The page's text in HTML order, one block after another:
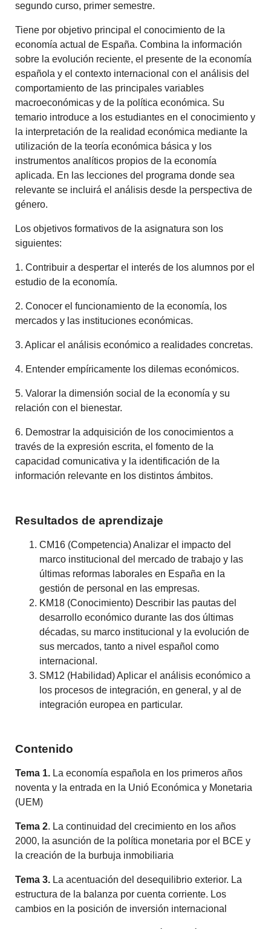
segundo curso, primer semestre.
Tiene por objetivo principal el conocimiento de la
economía actual de España. Combina la información
sobre la evolución reciente, el presente de la economía
española y el contexto internacional con el análisis del
comportamiento de las principales variables
macroeconómicas y de la política económica. Su
temario introduce a los estudiantes en el conocimiento y
la interpretación de la realidad económica mediante la
utilización de la teoría económica básica y los
instrumentos analíticos propios de la economía
aplicada. En las lecciones del programa donde sea
relevante se incluirá el análisis desde la perspectiva de
género.
Los objetivos formativos de la asignatura son los
siguientes:
1. Contribuir a despertar el interés de los alumnos por el
estudio de la economía.
2. Conocer el funcionamiento de la economía, los
mercados y las instituciones económicas.
3. Aplicar el análisis económico a realidades concretas.
4. Entender empíricamente los dilemas económicos.
5. Valorar la dimensión social de la economía y su
relación con el bienestar.
6. Demostrar la adquisición de los conocimientos a
través de la expresión escrita, el fomento de la
capacidad comunicativa y la identificación de la
información relevante en los distintos ámbitos.
Resultados de aprendizaje
CM16 (Competencia) Analizar el impacto del
marco institucional del mercado de trabajo y las
últimas reformas laborales en España en la
gestión de personal en las empresas.
KM18 (Conocimiento) Describir las pautas del
desarrollo económico durante las dos últimas
décadas, su marco institucional y la evolución de
sus mercados, tanto a nivel español como
internacional.
SM12 (Habilidad) Aplicar el análisis económico a
los procesos de integración, en general, y al de
integración europea en particular.
Contenido
Tema 1. La economía española en los primeros años
noventa y la entrada en la Unió Económica y Monetaria
(UEM)
Tema 2. La continuidad del crecimiento en los años
2000, la asunción de la política monetaria por el BCE y
la creación de la burbuja inmobiliaria
Tema 3. La acentuación del desequilibrio exterior. La
estructura de la balanza por cuenta corriente. Los
cambios en la posición de inversión internacional